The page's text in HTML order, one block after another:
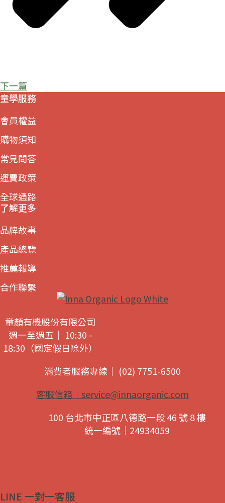
下一篇
童學服務
會員權益
購物須知
常見問答
運費政策
全球通路
了解更多
品牌故事
產品總覽
推薦報導
合作聯繫
童顏有機股份有限公司
週一至週五｜ 10:30 -
18:30（國定假日除外）
消費者服務專線｜ (02) 7751-6500
客服信箱｜ service@innaorganic.com
100 台北市中正區八德路一段 46 號 8 樓
統一編號｜24934059
LINE 一對一客服